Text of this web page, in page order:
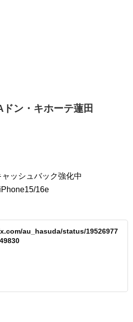
ン・キホーテ蓮田
ッシュバック強化中
16e
au_hasuda/status/19526977